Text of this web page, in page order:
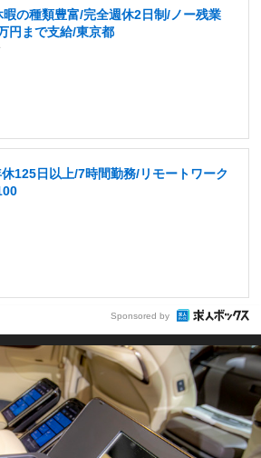
の種類豊富/完全週休2日制/ノー残業
円まで支給/東京都
125日以上/7時間勤務/リモートワーク
Sponsored by